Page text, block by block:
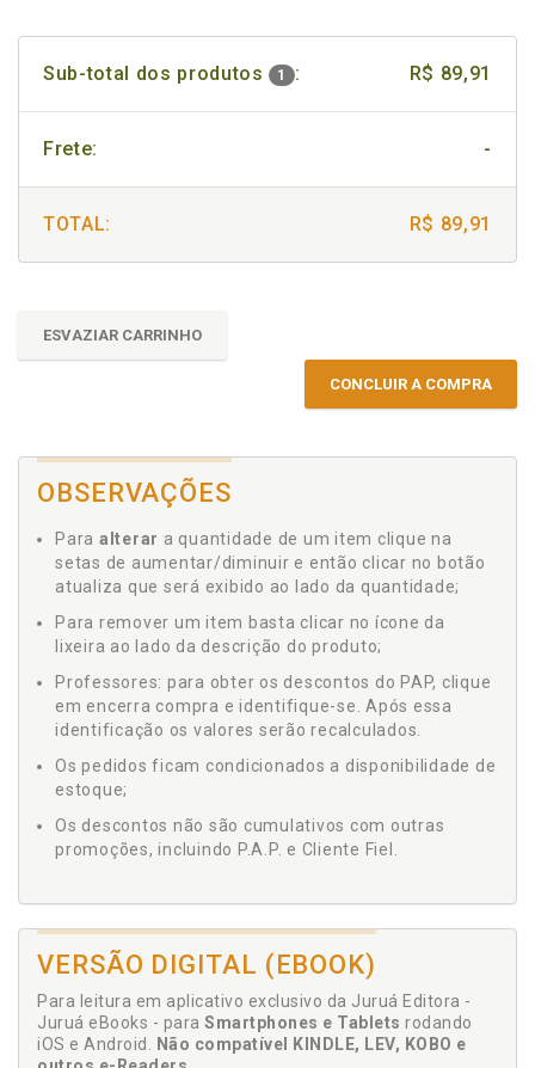
Sub-total dos produtos 1 : R$ 89,91
Frete: -
TOTAL: R$ 89,91
ESVAZIAR CARRINHO
CONCLUIR A COMPRA
OBSERVAÇÕES
Para alterar a quantidade de um item clique na
setas de aumentar/diminuir e então clicar no botão
atualiza que será exibido ao lado da quantidade;
Para remover um item basta clicar no ícone da
lixeira ao lado da descrição do produto;
Professores: para obter os descontos do PAP, clique
em encerra compra e identifique-se. Após essa
identificação os valores serão recalculados.
Os pedidos ficam condicionados a disponibilidade de
estoque;
Os descontos não são cumulativos com outras
promoções, incluindo P.A.P. e Cliente Fiel.
VERSÃO DIGITAL (EBOOK)
Para leitura em aplicativo exclusivo da Juruá Editora -
Juruá eBooks - para Smartphones e Tablets rodando
iOS e Android.
Não compatível KINDLE, LEV, KOBO e